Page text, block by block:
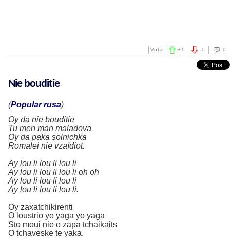
0
-0
Vota: +1
Nie bouditie
(Popular rusa)
Oy da nie bouditie
Tu men man maladova
Oy da paka solnichka
Romalei nie vzaïdiot.
Ay lou li lou li lou li
Ay lou li lou li lou li oh oh
Ay lou li lou li lou li
Ay lou li lou li lou li.
Oy zaxatchikirenti
O loustrio yo yaga yo yaga
Sto moui nie o zapa tchaikaits
O tchaveske te yaka.